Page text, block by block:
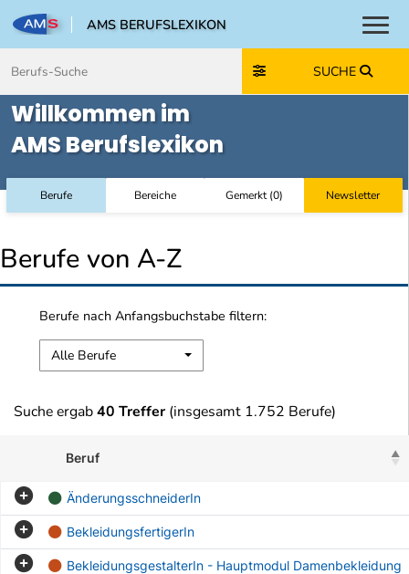
AMS BERUFSLEXIKON
SUCHE
Willkommen im
AMS Berufslexikon
Berufe Bereiche Gemerkt(0) Newsletter
Berufe von A-Z
Berufe nach Anfangsbuchstabe filtern:
Alle Berufe
Suche ergab40 Treffer (insgesamt 1.752 Berufe)
Beruf
ÄnderungsschneiderIn
BekleidungsfertigerIn
BekleidungsgestalterIn - Hauptmodul Damenbekleidung